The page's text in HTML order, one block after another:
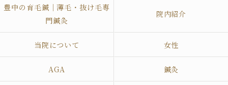
豊中の育毛鍼｜薄毛・抜け毛専
門鍼灸
院内紹介
当院について 女性
AGA 鍼灸